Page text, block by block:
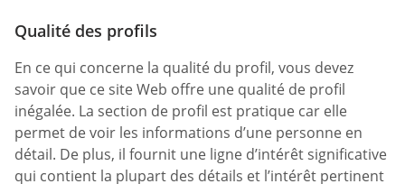
Qualité des profils
En ce qui concerne la qualité du profil, vous devez
savoir que ce site Web offre une qualité de profil
inégalée. La section de profil est pratique car elle
permet de voir les informations d’une personne en
détail. De plus, il fournit une ligne d’intérêt significative
qui contient la plupart des détails et l’intérêt pertinent